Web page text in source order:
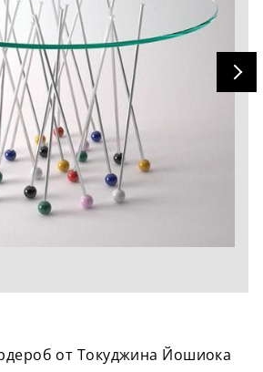
от Токуджина Йошиока